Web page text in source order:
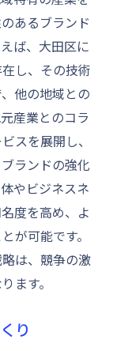
あるブランド
ば、大田区に
し、その技術
他の地域との
産業とのコラ
スを展開し、
ランドの強化
やビジネスネ
度を高め、よ
が可能です。
は、競争の激
ます。
り